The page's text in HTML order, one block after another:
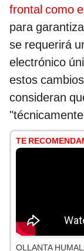
frontal como
para
se requerirá
electrónico
estos
consideran
TE
OLLANTA